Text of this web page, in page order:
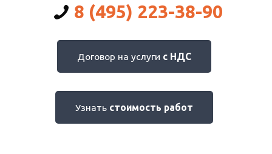
8 (495) 223-38-90
Договор на услуги с НДС
Узнать стоимость работ